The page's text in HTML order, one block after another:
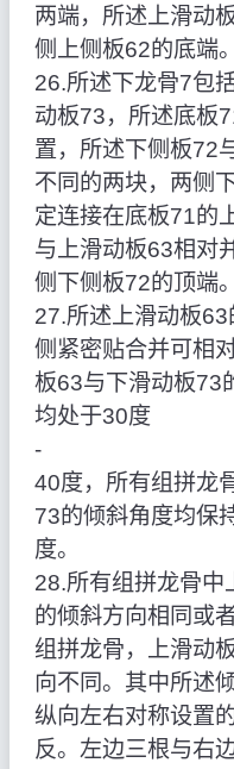
两端，所述上滑动
侧上侧板62的底端。
26.所述下龙骨7包
动板73，所述底板
置，所述下侧板72
不同的两块，两侧
定连接在底板71的
与上滑动板63相对
侧下侧板72的顶端。
27.所述上滑动板
侧紧密贴合并可相
板63与下滑动板73
均处于30度
‑
40度，所有组拼龙
73的倾斜角度均保
度。
28.所有组拼龙骨中
的倾斜方向相同或
组拼龙骨，上滑动
向不同。其中所述
纵向左右对称设置
反。左边三根与右